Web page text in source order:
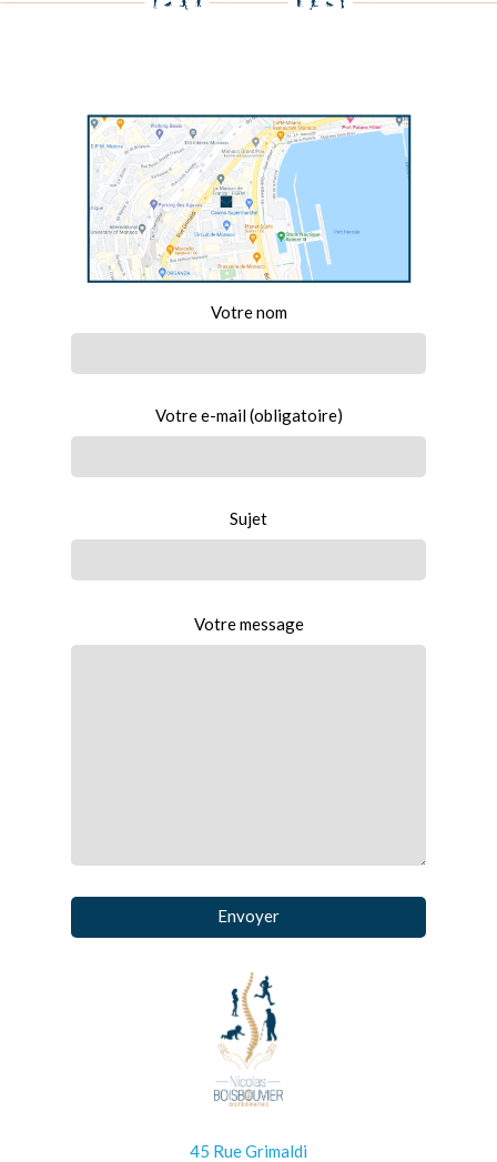
Votre nom
Votre e-mail (obligatoire)
Sujet
Votre message
45 Rue Grimaldi